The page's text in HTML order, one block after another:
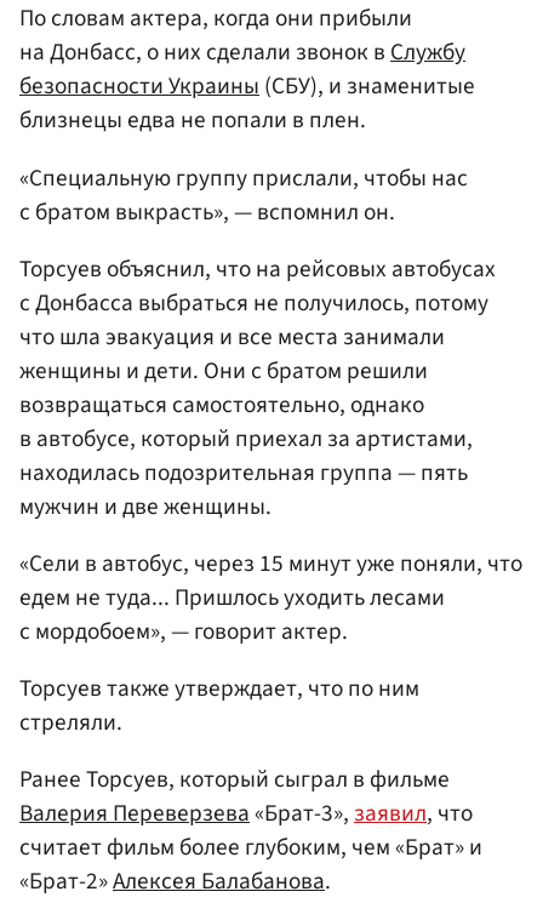
По словам актера, когда они прибыли
на Донбасс, о них сделали звонок вСлужбу
безопасности Украины(СБУ), и знаменитые
близнецы едва не попали в плен.
«Специальную группу прислали, чтобы нас
с братом выкрасть», — вспомнил он.
Торсуев объяснил, что на рейсовых автобусах
с Донбасса выбраться не получилось, потому
что шла эвакуация и все места занимали
женщины и дети. Они с братом решили
возвращаться самостоятельно, однако
в автобусе, который приехал за артистами,
находилась подозрительная группа — пять
мужчин и две женщины.
«Сели в автобус, через 15 минут уже поняли, что
едем не туда... Пришлось уходить лесами
с мордобоем», — говорит актер.
Торсуев также утверждает, что по ним
стреляли.
Ранее Торсуев, который сыграл в фильме
Валерия Переверзева«Брат-3»,заявил, что
считает фильм более глубоким, чем «Брат» и
«Брат-2»Алексея Балабанова.